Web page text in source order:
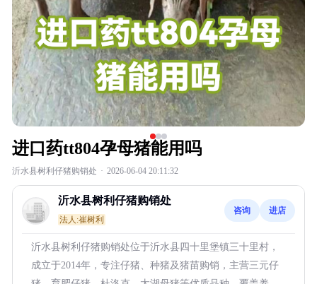
进口药tt804孕母猪能用吗
沂水县树利仔猪购销处 · 2026-06-04 20:11:32
沂水县树利仔猪购销处
法人:崔树利
咨询 进店
沂水县树利仔猪购销处位于沂水县四十里堡镇三十里村，
成立于2014年，专注仔猪、种猪及猪苗购销，主营三元仔